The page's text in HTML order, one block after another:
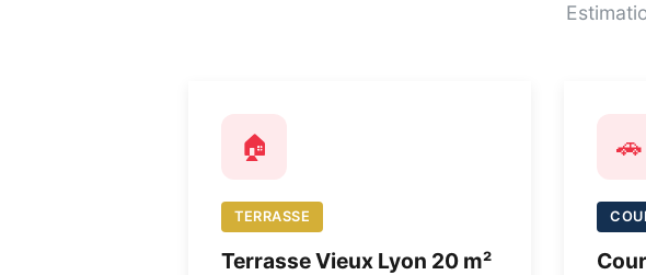
🏠
TERRASSE
Terrasse Vieux Lyon 20 m²
🚗